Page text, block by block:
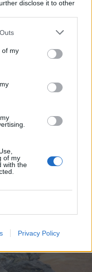
disclose it to other
of my
of my
with the
Privacy Policy
is
vádolt